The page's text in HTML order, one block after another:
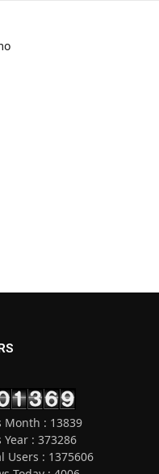
Month : 13839
Year : 373286
Users : 1375606